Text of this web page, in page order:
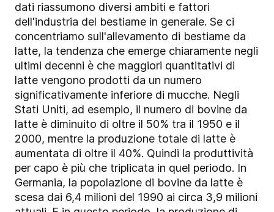
dati riassumono diversi ambiti e fattori
dell'industria del bestiame in generale. Se ci
concentriamo sull'allevamento di bestiame da
latte, la tendenza che emerge chiaramente negli
ultimi decenni è che maggiori quantitativi di
latte vengono prodotti da un numero
significativamente inferiore di mucche. Negli
Stati Uniti, ad esempio, il numero di bovine da
latte è diminuito di oltre il 50% tra il 1950 e il
2000, mentre la produzione totale di latte è
aumentata di oltre il 40%. Quindi la produttività
per capo è più che triplicata in quel periodo. In
Germania, la popolazione di bovine da latte è
scesa dai 6,4 milioni del 1990 ai circa 3,9 milioni